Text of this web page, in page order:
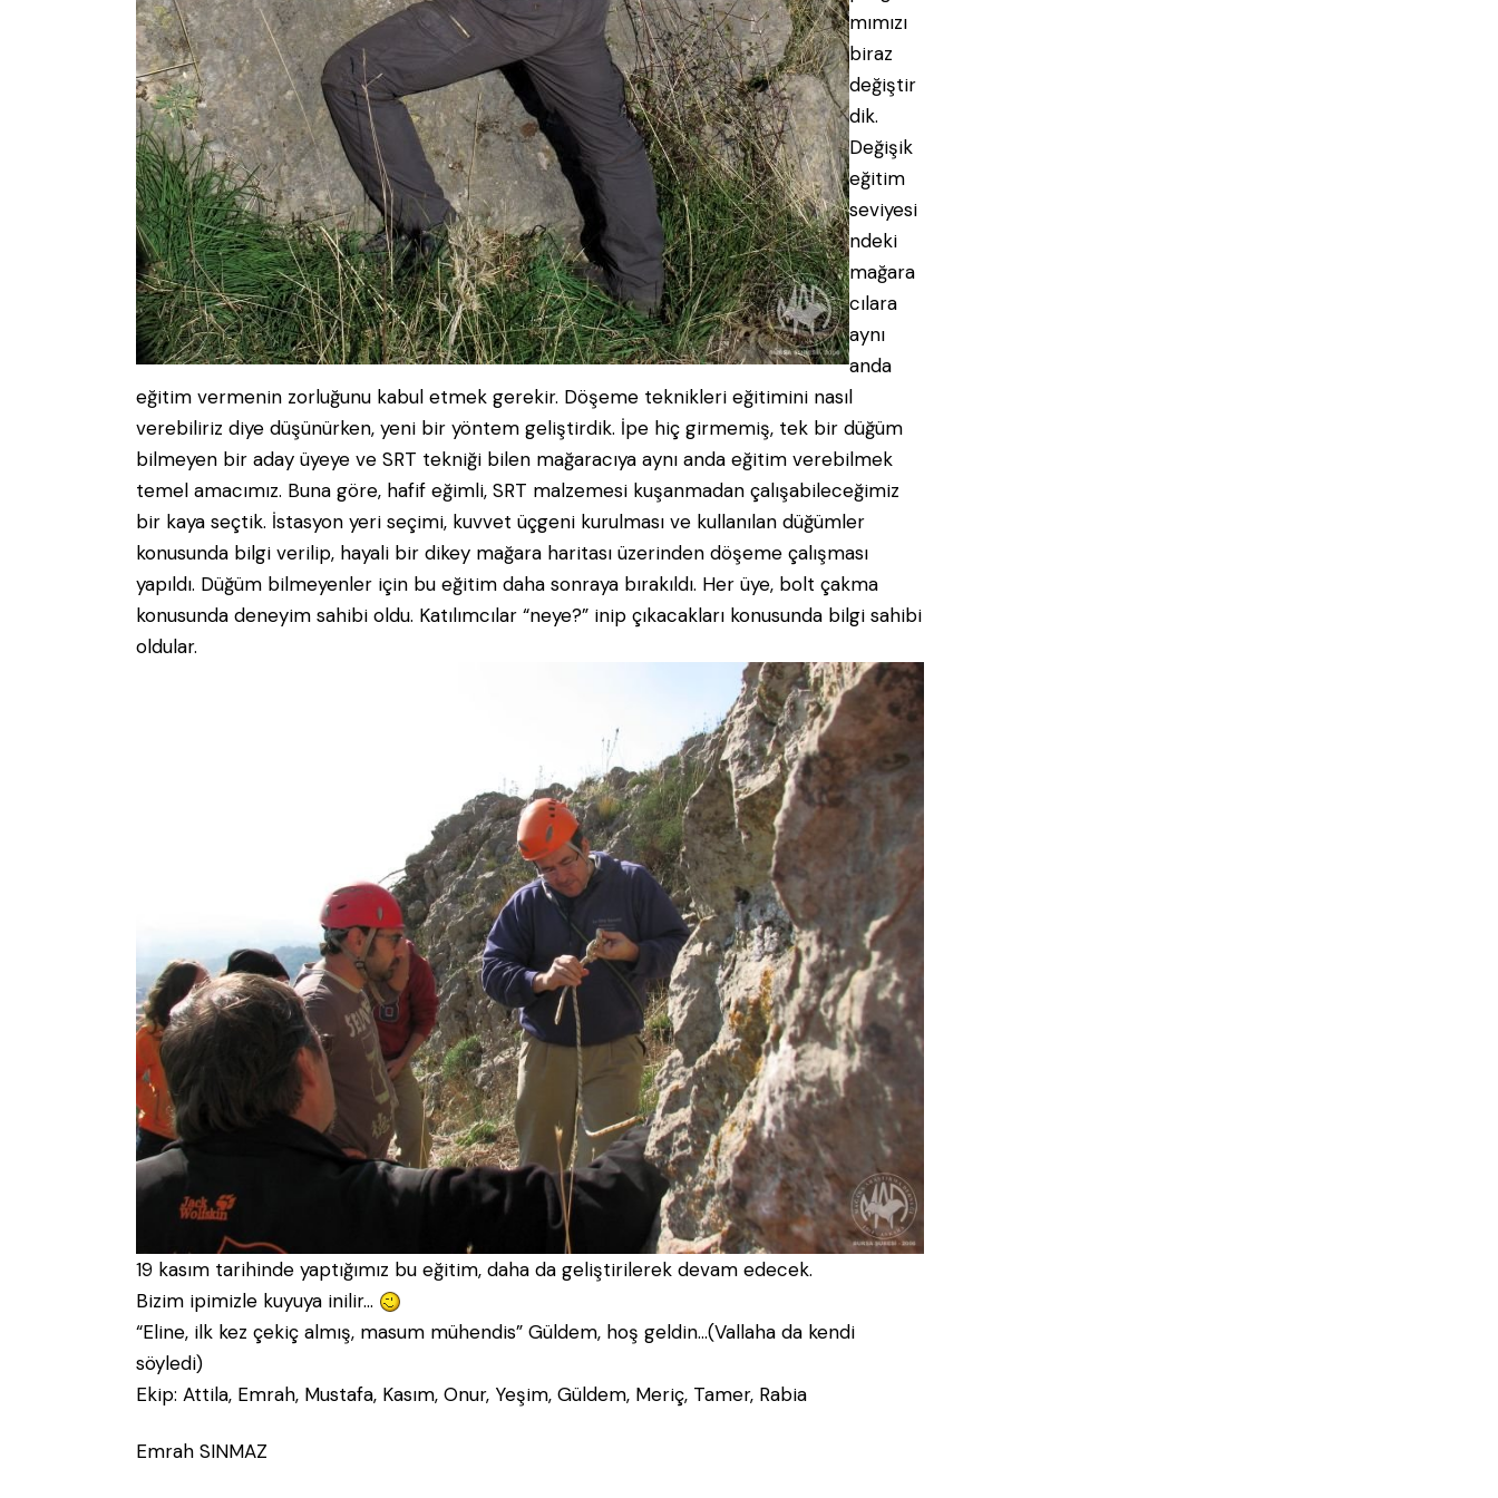
mımızı
biraz
değiştir
dik.
Değişik
eğitim
seviyesi
ndeki
mağara
cılara
aynı
anda
eğitim vermenin zorluğunu kabul etmek gerekir. Döşeme teknikleri eğitimini nasıl
verebiliriz diye düşünürken, yeni bir yöntem geliştirdik. İpe hiç girmemiş, tek bir düğüm
bilmeyen bir aday üyeye ve SRT tekniği bilen mağaracıya aynı anda eğitim verebilmek
temel amacımız. Buna göre, hafif eğimli, SRT malzemesi kuşanmadan çalışabileceğimiz
bir kaya seçtik. İstasyon yeri seçimi, kuvvet üçgeni kurulması ve kullanılan düğümler
konusunda bilgi verilip, hayali bir dikey mağara haritası üzerinden döşeme çalışması
yapıldı. Düğüm bilmeyenler için bu eğitim daha sonraya bırakıldı. Her üye, bolt çakma
konusunda deneyim sahibi oldu. Katılımcılar “neye?” inip çıkacakları konusunda bilgi sahibi
oldular.
19 kasım tarihinde yaptığımız bu eğitim, daha da geliştirilerek devam edecek.
Bizim ipimizle kuyuya inilir…
“Eline, ilk kez çekiç almış, masum mühendis” Güldem, hoş geldin…(Vallaha da kendi
söyledi)
Ekip: Attila, Emrah, Mustafa, Kasım, Onur, Yeşim, Güldem, Meriç, Tamer, Rabia
Emrah SINMAZ